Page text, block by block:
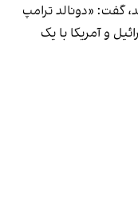
«دونالد ترامپ
و آمریکا با یک